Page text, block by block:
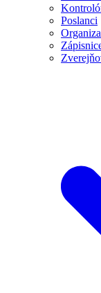
Poslanci